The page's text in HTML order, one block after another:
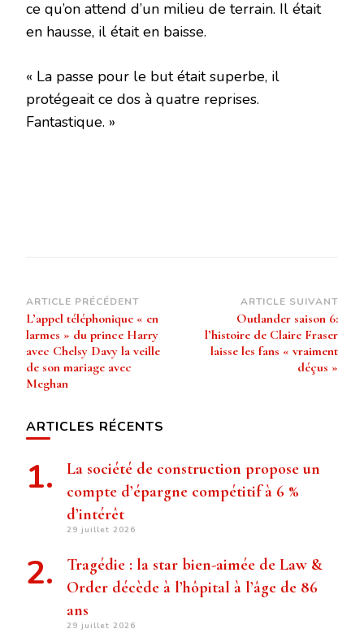
ce qu’on attend d’un milieu de terrain. Il était
en hausse, il était en baisse.
« La passe pour le but était superbe, il
protégeait ce dos à quatre reprises.
Fantastique. »
Navigation
d’article
ARTICLE PRÉCÉDENT
L’appel téléphonique « en
larmes » du prince Harry
avec Chelsy Davy la veille
de son mariage avec
Meghan
ARTICLE SUIVANT
Outlander saison 6:
l’histoire de Claire Fraser
laisse les fans « vraiment
déçus »
ARTICLES RÉCENTS
La société de construction propose un
compte d’épargne compétitif à 6 %
d’intérêt
29 juillet 2026
Tragédie : la star bien-aimée de Law &
Order décède à l’hôpital à l’âge de 86
ans
29 juillet 2026